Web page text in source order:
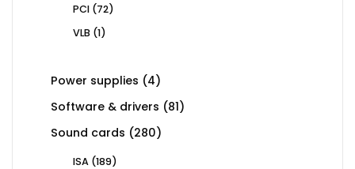
PCI 7272
VLB 11
Power supplies 44
Software & drivers 8181
Sound cards 280280
ISA 189189